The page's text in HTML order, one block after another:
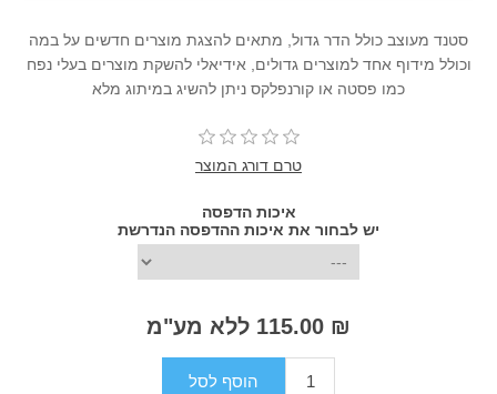
סטנד מעוצב כולל הדר גדול, מתאים להצגת מוצרים חדשים על במה
וכולל מידוף אחד למוצרים גדולים, אידיאלי להשקת מוצרים בעלי נפח
כמו פסטה או קורנפלקס ניתן להשיג במיתוג מלא
טרם דורג המוצר
איכות הדפסה
יש לבחור את איכות ההדפסה הנדרשת
₪ 115.00 ללא מע"מ